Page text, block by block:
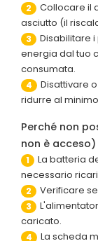
2
Collocare il
asciutto (il
3
Disabilitare
energia dal tuo
consumata.
4
Disattivare
ridurre al
Perché non
non è acceso)
1
La batteria
necessario
2 Verificare
3
caricato.
4 La scheda